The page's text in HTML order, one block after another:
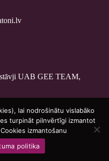
UAB GEE TEAM,
lai nodrošinātu vislabāko
turpināt pilnvērtīgi izmantot
izmantošanu
politika